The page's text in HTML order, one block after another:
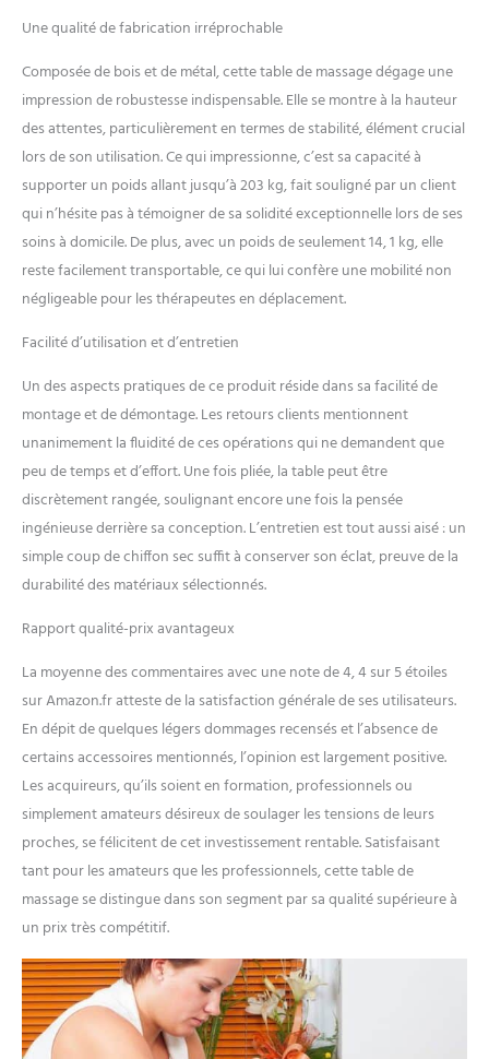
Table de massage portable
pliable ✔【Table de massage
portable】 : la table de
massage est facile à déplacer
si vous êtes une
esthéticienne en voyage ou
un professionnel du
massage. Cette table de
massage pèse environ 14,5
kg. La table de massage
portable comprend un étui
de transport durable avec
une bandoulière réglable et
une poche latérale pour
fournitures. Table de
massage, lit de spa, lit de
massage. ✔【Excellence
dans le traitement des
détails】 : la housse de table
de massage drapée dans un
cuir PVC luxueux, durable,
doux et facile à nettoyer,
mais le lit de spa n'a pas
d'odeur désagréable comme
synthétiques. Le verrou
sûr et pratique du lit de
massage. Table de massage,
lit de spa, lit de massage.
✔【Installation simple】: ce
lit de massage ne nécessite
aucun outil, il suffit d'ouvrir
et de déplier le lit de
massage à partir du milieu et
les jambes se mettent
automatiquement en place.
La méthode d'installation
massage permet
d'économiser un temps
précieux. Lit spa lit de
massage table de massage
portable
Une qualité de fabrication irréprochable
Composée de bois et de métal, cette table de massage dégage une
impression de robustesse indispensable. Elle se montre à la hauteur
des attentes, particulièrement en termes de stabilité, élément crucial
lors de son utilisation. Ce qui impressionne, c’est sa capacité à
supporter un poids allant jusqu’à 203 kg, fait souligné par un client
qui n’hésite pas à témoigner de sa solidité exceptionnelle lors de ses
soins à domicile. De plus, avec un poids de seulement 14, 1 kg, elle
reste facilement transportable, ce qui lui confère une mobilité non
négligeable pour les thérapeutes en déplacement.
Facilité d’utilisation et d’entretien
Un des aspects pratiques de ce produit réside dans sa facilité de
montage et de démontage. Les retours clients mentionnent
unanimement la fluidité de ces opérations qui ne demandent que
peu de temps et d’effort. Une fois pliée, la table peut être
discrètement rangée, soulignant encore une fois la pensée
ingénieuse derrière sa conception. L’entretien est tout aussi aisé : un
simple coup de chiffon sec suffit à conserver son éclat, preuve de la
durabilité des matériaux sélectionnés.
Rapport qualité-prix avantageux
La moyenne des commentaires avec une note de 4, 4 sur 5 étoiles
sur Amazon.fr atteste de la satisfaction générale de ses utilisateurs.
En dépit de quelques légers dommages recensés et l’absence de
certains accessoires mentionnés, l’opinion est largement positive.
Les acquireurs, qu’ils soient en formation, professionnels ou
simplement amateurs désireux de soulager les tensions de leurs
proches, se félicitent de cet investissement rentable. Satisfaisant
tant pour les amateurs que les professionnels, cette table de
massage se distingue dans son segment par sa qualité supérieure à
un prix très compétitif.